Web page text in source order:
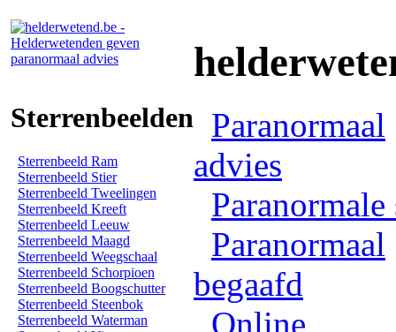
Sterrenbeelden
Sterrenbeeld Ram
Sterrenbeeld Stier
Sterrenbeeld Tweelingen
Sterrenbeeld Kreeft
Sterrenbeeld Leeuw
Sterrenbeeld Maagd
Sterrenbeeld Weegschaal
Sterrenbeeld Schorpioen
Sterrenbeeld Boogschutter
Sterrenbeeld Steenbok
Sterrenbeeld Waterman
Paranormaal
advies
Paranormale
Paranormaal
begaafd
Online